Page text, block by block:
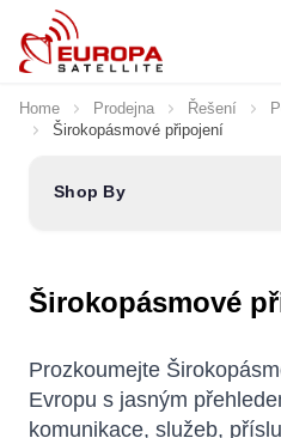
Skip to Content
Home Prodejna Řešení
Širokopásmové připojení
Shop By
Širokopásmové
Prozkoumejte
Evropu s jasným
komunikace, služeb,